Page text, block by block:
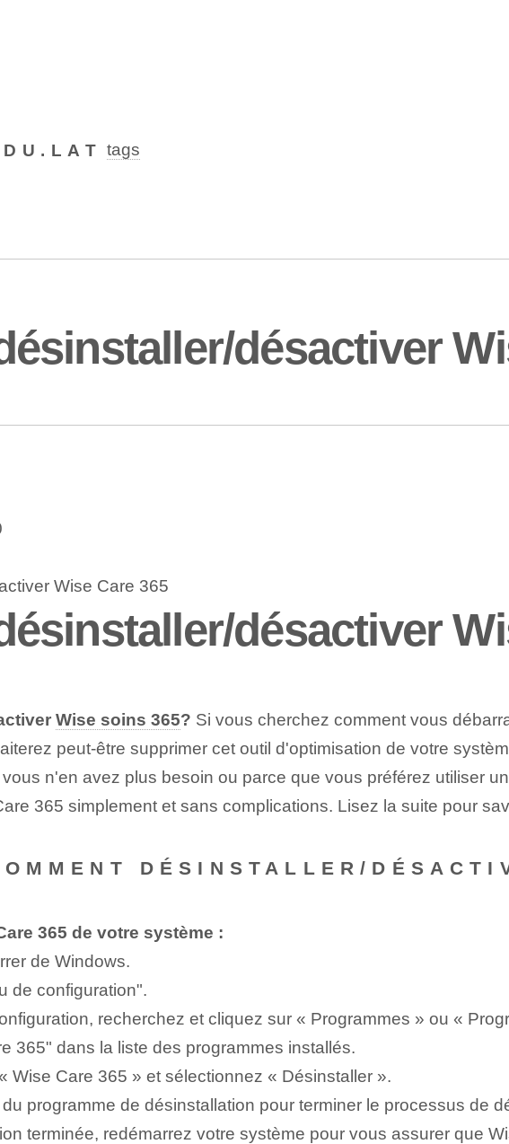
tags
désactiver
désactiver
Wise soins 365? Si vous cherchez comment vous
peut-être supprimer cet outil d'optimisation de votre
n'en avez plus besoin ou parce que vous préférez utiliser
365 simplement et sans complications. Lisez la suite pour
DÉSINSTALLER/
365 de votre système :
de Windows.
de configuration".
recherchez et cliquez sur « Programmes » ou «
365" dans la liste des programmes installés.
Wise Care 365 » et sélectionnez « Désinstaller ».
programme de désinstallation pour terminer le processus de
terminée, redémarrez votre système pour vous assurer que